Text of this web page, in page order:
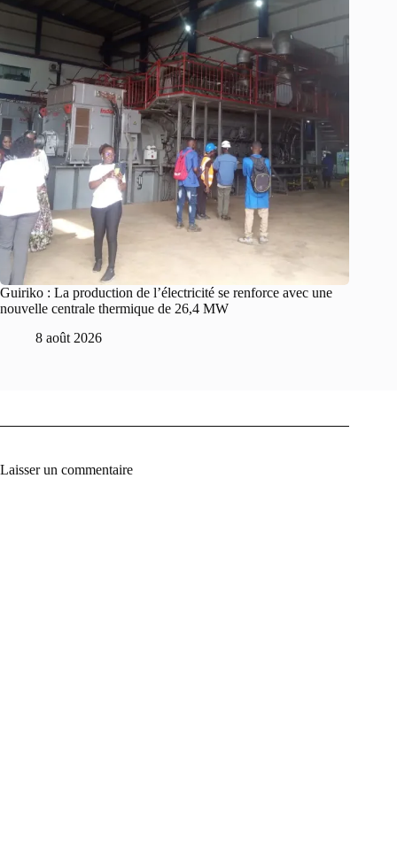
Guiriko : La production de l’électricité se renforce avec une
nouvelle centrale thermique de 26,4 MW
8 août 2026
Laisser un commentaire